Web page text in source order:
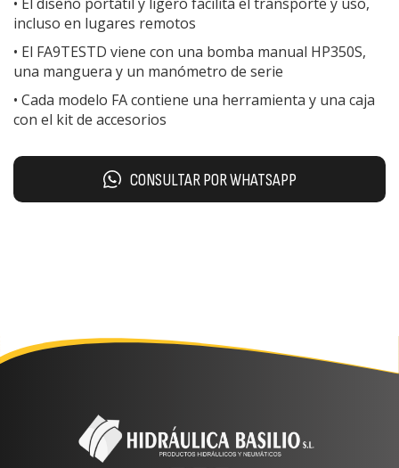
incluso en lugares remotos
• El FA9TESTD viene con una bomba manual HP350S,
una manguera y un manómetro de serie
• Cada modelo FA contiene una herramienta y una caja
con el kit de accesorios
CONSULTAR POR WHATSAPP